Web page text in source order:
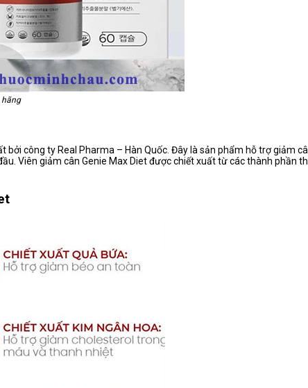
hãng
công ty Real Pharma – Hàn Quốc. Đây là sản phẩm hỗ trợ giảm
Viên giảm cân Genie Max Diet được chiết xuất từ các thành phần